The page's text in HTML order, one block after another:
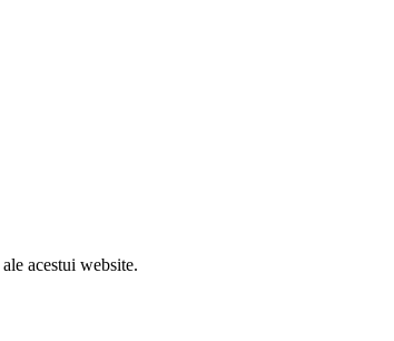
ale acestui website.